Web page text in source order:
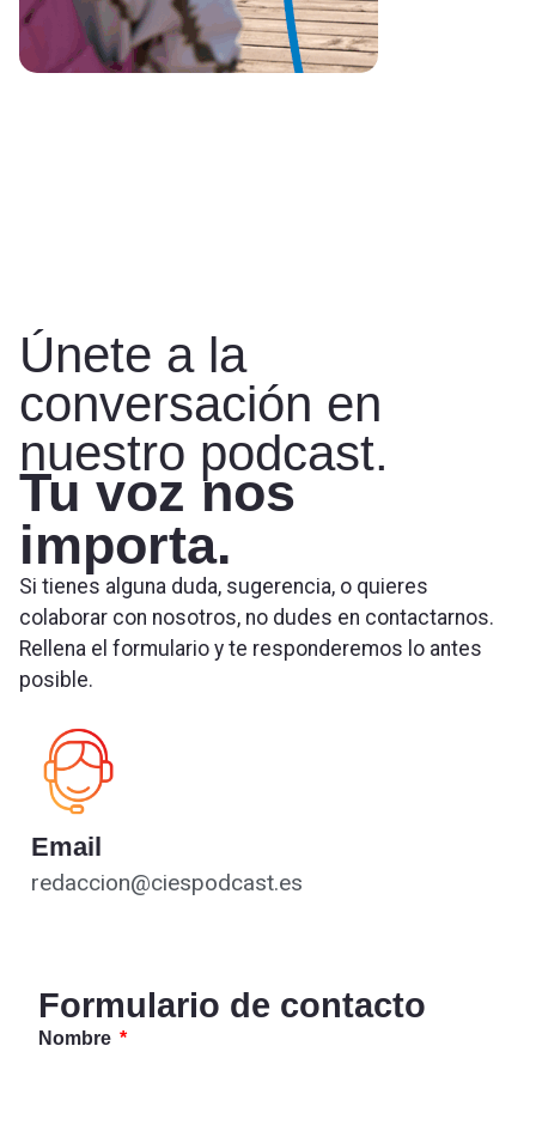
Únete a la
conversación en
nuestro podcast.
Tu voz nos
importa.
Si tienes alguna duda, sugerencia, o quieres
colaborar con nosotros, no dudes en contactarnos.
Rellena el formulario y te responderemos lo antes
posible.
Email
redaccion@ciespodcast.es
Formulario de contacto
Nombre